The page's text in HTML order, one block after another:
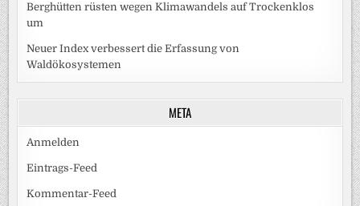
Berghütten rüsten wegen Klimawandels auf Trockenklos
um
Neuer Index verbessert die Erfassung von
Waldökosystemen
META
Anmelden
Eintrags-Feed
Kommentar-Feed